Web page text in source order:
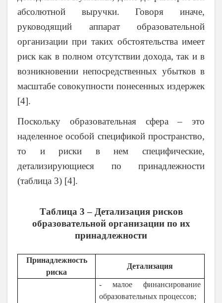
абсолютной выручки. Говоря иначе,
руководящий аппарат образовательной
организации при таких обстоятельства имеет
риск как в полном отсутствии дохода, так и в
возникновении непосредственных убытков в
масштабе совокупности понесенных издержек
[4].
Поскольку образовательная сфера – это
наделенное особой спецификой пространство,
то и риски в нем специфические,
детализирующиеся по принадлежности
(таблица 3) [4].
Таблица 3 – Детализация рисков
образовательной организации по их
принадлежности
Принадлежность
риска
Детализация
- малое финансирование
образовательных процессов;